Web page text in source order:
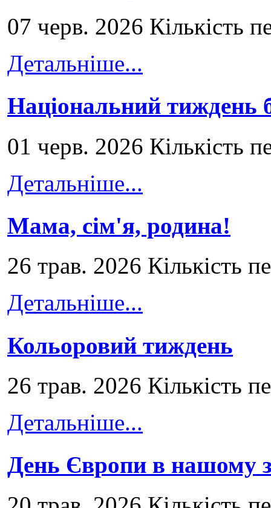
07 черв. 2026 Кількість
Детальніше...
Національний тиждень
01 черв. 2026 Кількість
Детальніше...
Мама, сім'я, родина!
26 трав. 2026 Кількість
Детальніше...
Кольоровий тиждень
26 трав. 2026 Кількість
Детальніше...
День Європи в нашому